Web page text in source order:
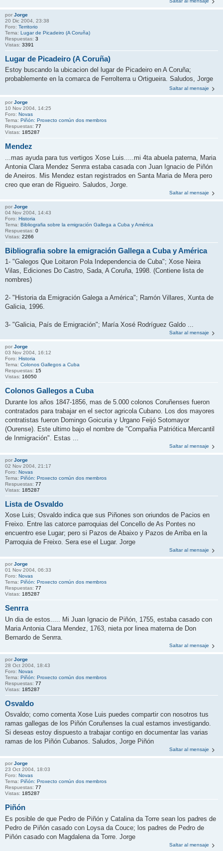
por Jorge
20 Dic 2004, 23:38
Foro: Territorio
Tema: Lugar de Picadeiro (A Coruña)
Respuestas: 3
Vistas: 3391
Lugar de Picadeiro (A Coruña)
Estoy buscando la ubicacion del lugar de Picadeiro en A Coruña;
probablemente en la comarca de Ferrolterra u Ortigueira. Saludos, Jorge
Saltar al mensaje
por Jorge
10 Nov 2004, 14:25
Foro: Novas
Tema: Piñón: Proxecto común dos membros
Respuestas: 77
Vistas: 185287
Mendez
...mas ayuda para tus vertigos Xose Luis.....mi 4ta abuela paterna, Maria
Antonia Clara Mendez Senrra estaba casada con Juan Ignacio de Piñón
de Aneiros. Mis Mendez estan registrados en Santa Maria de Mera pero
creo que eran de Rigueiro. Saludos, Jorge.
Saltar al mensaje
por Jorge
04 Nov 2004, 14:43
Foro: Historia
Tema: Bibliografia sobre la emigración Gallega a Cuba y América
Respuestas: 0
Vistas: 2266
Bibliografia sobre la emigración Gallega a Cuba y América
1- "Galegos Que Loitaron Pola Independencia de Cuba"; Xose Neira
Vilas, Ediciones Do Castro, Sada, A Coruña, 1998. (Contiene lista de
nombres)
2- "Historia da Emigración Galega a América"; Ramón Villares, Xunta de
Galicia, 1996.
3- "Galicia, País de Emigración"; María Xosé Rodríguez Galdo ...
Saltar al mensaje
por Jorge
03 Nov 2004, 16:12
Foro: Historia
Tema: Colonos Gallegos a Cuba
Respuestas: 15
Vistas: 16050
Colonos Gallegos a Cuba
Durante los años 1847-1856, mas de 5.000 colonos Coruñenses fueron
contratados para trabajar en el sector agricola Cubano. Los dos mayores
contratistas fueron Domingo Goicuria y Urgano Feijó Sotomayor
(Ourense). Este ultimo bajo el nombre de "Compañia Patriótica Mercantil
de Inmigración". Estas ...
Saltar al mensaje
por Jorge
02 Nov 2004, 21:17
Foro: Novas
Tema: Piñón: Proxecto común dos membros
Respuestas: 77
Vistas: 185287
Lista de Osvaldo
Xose Luis; Osvaldo indica que sus Piñones son oriundos de Pacios en
Freixo. Entre las catorce parroquias del Concello de As Pontes no
encuentro ese Lugar; pero si Pazos de Abaixo y Pazos de Arriba en la
Parroquia de Freixo. Sera ese el Lugar. Jorge
Saltar al mensaje
por Jorge
01 Nov 2004, 06:33
Foro: Novas
Tema: Piñón: Proxecto común dos membros
Respuestas: 77
Vistas: 185287
Senrra
Un dia de estos..... Mi Juan Ignacio de Piñón, 1755, estaba casado con
Maria Antonia Clara Mendez, 1763, nieta por linea materna de Don
Bernardo de Senrra.
Saltar al mensaje
por Jorge
28 Oct 2004, 18:43
Foro: Novas
Tema: Piñón: Proxecto común dos membros
Respuestas: 77
Vistas: 185287
Osvaldo
Osvaldo; como comenta Xose Luis puedes compartir con nosotros tus
ramas gallegas de los Piñón Coruñenses la cual estamos investigando.
Si deseas estoy dispuesto a trabajar contigo en documentar las varias
ramas de los Piñón Cubanos. Saludos, Jorge Piñón
Saltar al mensaje
por Jorge
23 Oct 2004, 18:03
Foro: Novas
Tema: Piñón: Proxecto común dos membros
Respuestas: 77
Vistas: 185287
Piñón
Es posible de que Pedro de Piñón y Catalina da Torre sean los padres de
Pedro de Piñón casado con Loysa da Couce; los padres de Pedro de
Piñón casado con Magdalena da Torre. Jorge
Saltar al mensaje